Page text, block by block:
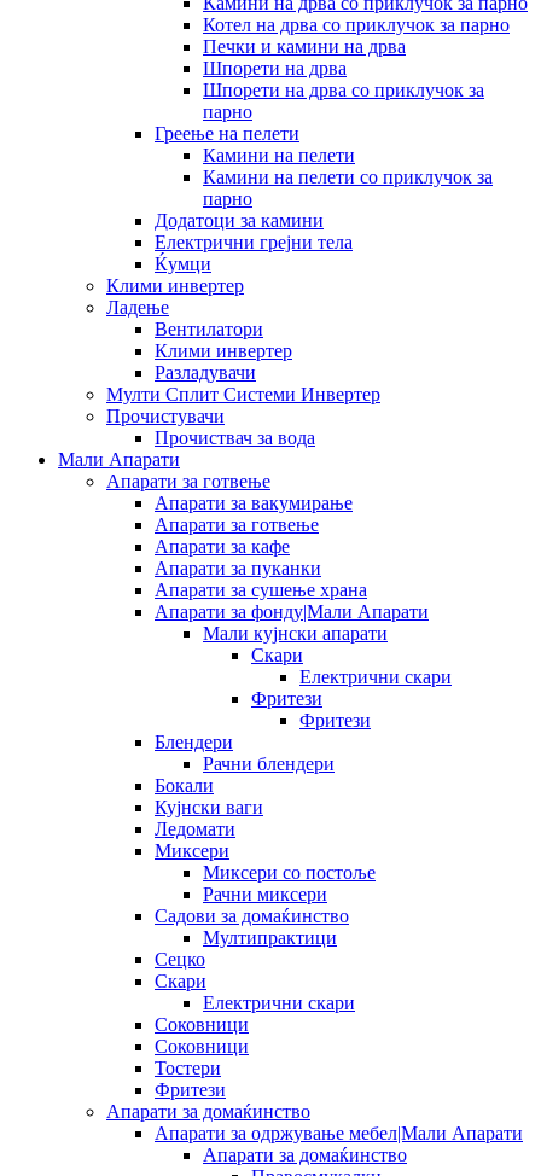
Котел на дрва со приклучок за парно
Печки и камини на дрва
Шпорети на дрва
Шпорети на дрва со приклучок за
парно
Греење на пелети
Камини на пелети
Камини на пелети со приклучок за
парно
Додатоци за камини
Електрични грејни тела
Ќумци
Клими инвертер
Ладење
Вентилатори
Клими инвертер
Разладувачи
Мулти Сплит Системи Инвертер
Прочистувачи
Прочиствач за вода
Мали Апарати
Апарати за готвење
Апарати за вакумирање
Апарати за готвење
Апарати за кафе
Апарати за пуканки
Апарати за сушење храна
Апарати за фонду|Мали Апарати
Мали кујнски апарати
Скари
Електрични скари
Фритези
Фритези
Блендери
Рачни блендери
Бокали
Кујнски ваги
Ледомати
Миксери
Миксери со постоље
Рачни миксери
Садови за домаќинство
Мултипрактици
Сецко
Скари
Електрични скари
Соковници
Соковници
Тостери
Фритези
Апарати за домаќинство
Апарати за одржување мебел|Мали Апарати
Апарати за домаќинство